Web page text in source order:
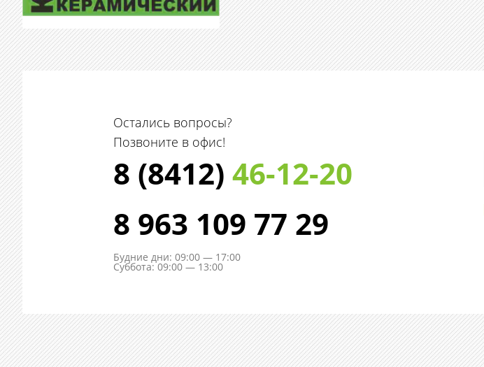
Остались вопросы?
Позвоните в офис!
8 (8412) 46-12-20
8 963 109 77 29
Будние дни: 09:00 — 17:00
Суббота: 09:00 — 13:00